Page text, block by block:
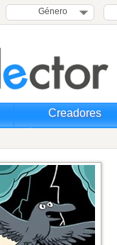
Género
Creadores